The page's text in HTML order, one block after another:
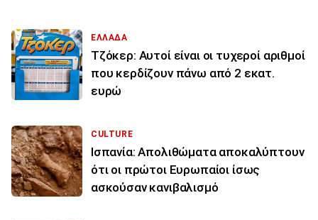
ΕΛΛΑΔΑ
Τζόκερ: Αυτοί είναι οι τυχεροί αριθμοί
που κερδίζουν πάνω από 2 εκατ.
ευρώ
CULTURE
Ισπανία: Απολιθώματα αποκαλύπτουν
ότι οι πρώτοι Ευρωπαίοι ίσως
ασκούσαν κανιβαλισμό